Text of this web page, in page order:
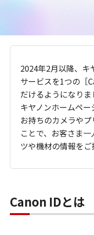
2024年2月以降、キ
サービスを1つの［
だけるようになりま
キヤノンホームペー
お持ちのカメラや
ことで、お客さま
ツや機材の情報をご
Canon IDとは